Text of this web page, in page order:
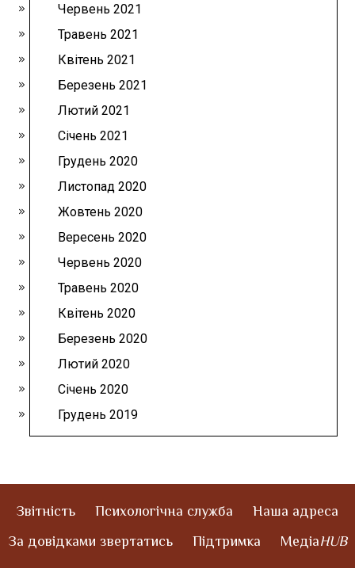
Червень 2021
Травень 2021
Квітень 2021
Березень 2021
Лютий 2021
Січень 2021
Грудень 2020
Листопад 2020
Жовтень 2020
Вересень 2020
Червень 2020
Травень 2020
Квітень 2020
Березень 2020
Лютий 2020
Січень 2020
Грудень 2019
Звітність Психологічна служба
Наша адреса
За довідками звертатись
Підтримка МедіаHUB